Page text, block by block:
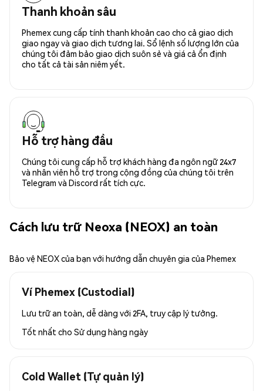
Thanh khoản sâu
Phemex cung cấp tính thanh khoản cao cho cả giao dịch
giao ngay và giao dịch tương lai. Sổ lệnh số lượng lớn của
chúng tôi đảm bảo giao dịch suôn sẻ và giá cả ổn định
cho tất cả tài sản niêm yết.
Hỗ trợ hàng đầu
Chúng tôi cung cấp hỗ trợ khách hàng đa ngôn ngữ 24x7
và nhân viên hỗ trợ trong cộng đồng của chúng tôi trên
Telegram và Discord rất tích cực.
Cách lưu trữ Neoxa (NEOX) an toàn
Bảo vệ NEOX của bạn với hướng dẫn chuyên gia của Phemex
Ví Phemex (Custodial)
Lưu trữ an toàn, dễ dàng với 2FA, truy cập lý tưởng.
Tốt nhất cho Sử dụng hàng ngày
Cold Wallet (Tự quản lý)